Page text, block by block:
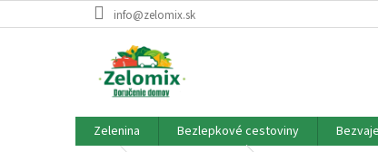
na
info@zelomix.sk
Zelenina Bezlepkové cestoviny